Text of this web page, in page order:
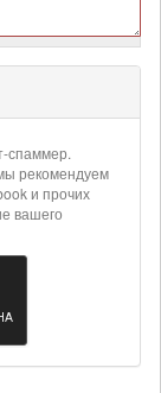
спаммер.
рекомендуем
и прочих
вашего